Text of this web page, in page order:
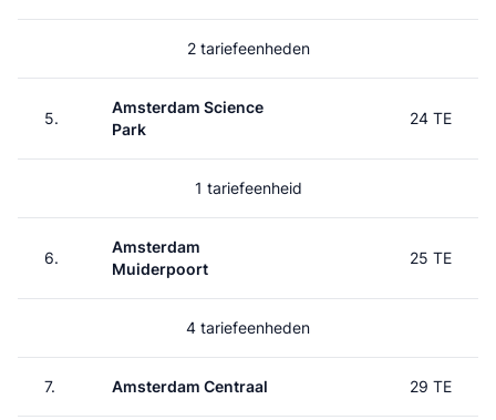
2 tariefeenheden
5.
Amsterdam Science
Park
24 TE
1 tariefeenheid
6.
Amsterdam
Muiderpoort
25 TE
4 tariefeenheden
7. Amsterdam Centraal 29 TE